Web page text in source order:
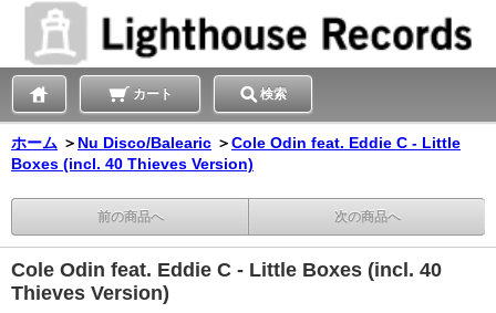
カート 検索
ホーム ＞ Nu Disco/Balearic ＞Cole Odin feat. Eddie C - Little
Boxes (incl. 40 Thieves Version)
前の商品へ 次の商品へ
Cole Odin feat. Eddie C - Little Boxes (incl. 40
Thieves Version)